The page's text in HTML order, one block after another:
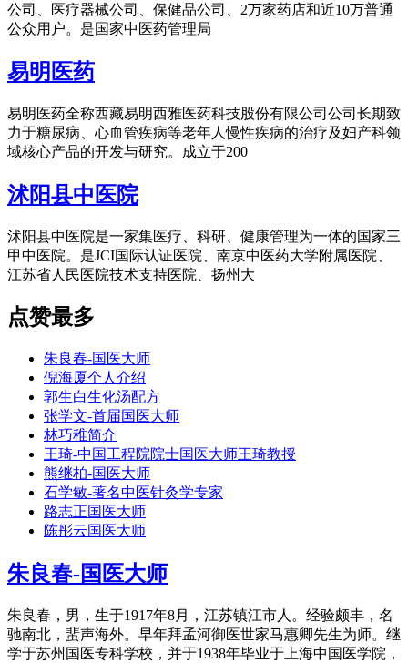
公司、医疗器械公司、保健品公司、2万家药店和近10万普通
公众用户。是国家中医药管理局
易明医药
易明医药全称西藏易明西雅医药科技股份有限公司公司长期致
力于糖尿病、心血管疾病等老年人慢性疾病的治疗及妇产科领
域核心产品的开发与研究。成立于200
沭阳县中医院
沭阳县中医院是一家集医疗、科研、健康管理为一体的国家三
甲中医院。是JCI国际认证医院、南京中医药大学附属医院、
江苏省人民医院技术支持医院、扬州大
点赞最多
朱良春-国医大师
倪海厦个人介绍
郭生白生化汤配方
张学文-首届国医大师
林巧稚简介
王琦-中国工程院院士国医大师王琦教授
熊继柏-国医大师
石学敏-著名中医针灸学专家
路志正国医大师
陈彤云国医大师
朱良春-国医大师
朱良春，男，生于1917年8月，江苏镇江市人。经验颇丰，名
驰南北，蜚声海外。早年拜孟河御医世家马惠卿先生为师。继
学于苏州国医专科学校，并于1938年毕业于上海中国医学院，